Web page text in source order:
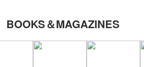
＆MAGAZINES